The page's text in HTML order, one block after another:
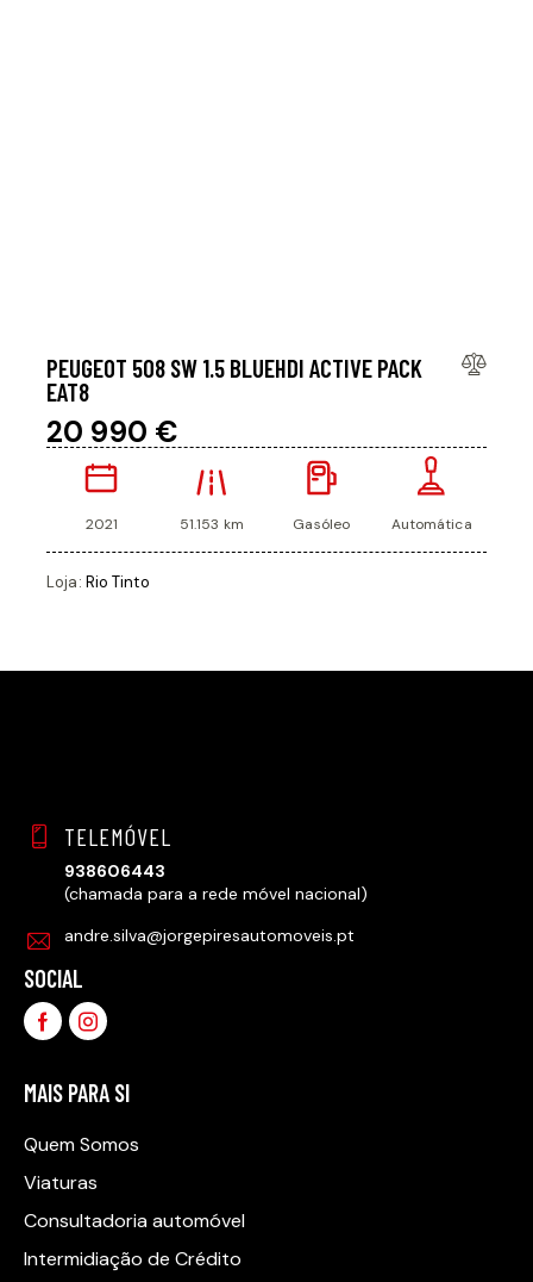
PEUGEOT 508 SW 1.5 BLUEHDI ACTIVE PACK
EAT8
20 990 €
2021 51.153 km Gasóleo Automática
Loja: Rio Tinto
TELEMÓVEL
938606443
(chamada para a rede móvel nacional)
andre.silva@jorgepiresautomoveis.pt
SOCIAL
MAIS PARA SI
Quem Somos
Viaturas
Consultadoria automóvel
Intermidiação de Crédito